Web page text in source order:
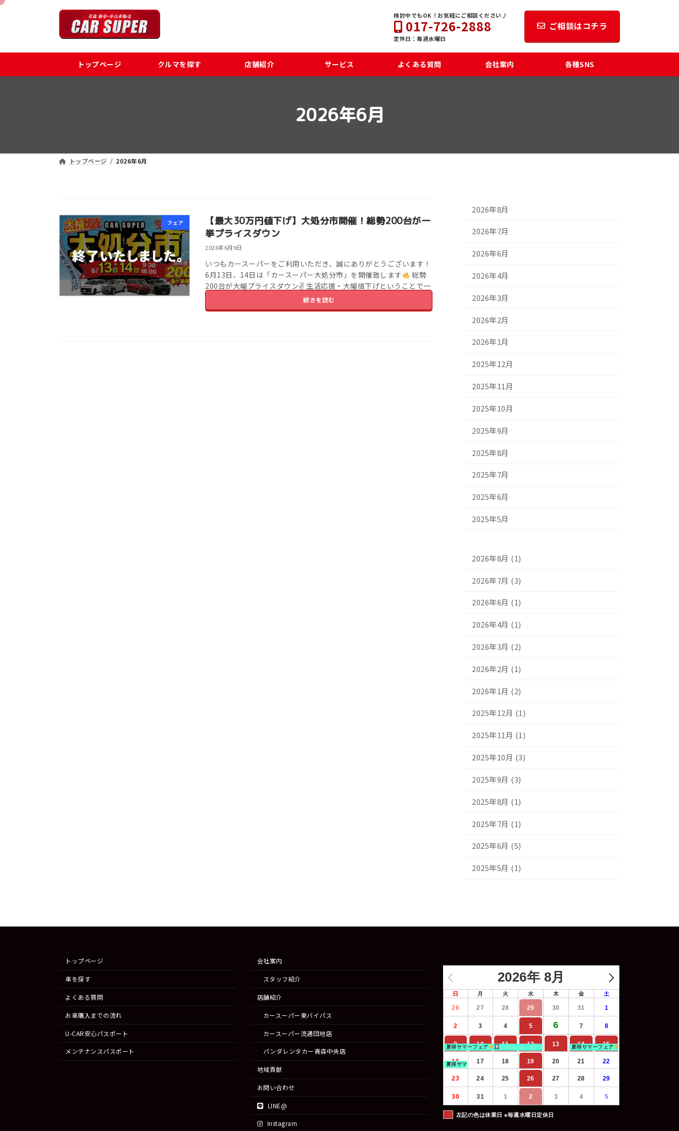
コ
ツ
ナ
シ
検討中でもOK！お気軽にご相談ください♪
017-726-2888
定休日：毎週水曜日
ご相談はコチラ
トップページ クルマを探す 店舗紹介 サービス よくある質問 会社案内 各種SNS
2026年6月
トップページ 2026年6月
フェア
【最大30万円値下げ】大処分市開催！総勢200台が一
挙プライスダウン
2026年6月9日
いつもカースーパーをご利用いただき、誠にありがとうございます！
6月13日、14日は「カースーパー大処分市」を開催致します
総勢
200台が大幅プライスダウン✌ 生活応援・大幅値下げということで一
挙お車の価格をお安くして […]続きを読む
2026年8月
2026年7月
2026年6月
2026年4月
2026年3月
2026年2月
2026年1月
2025年12月
2025年11月
2025年10月
2025年9月
2025年8月
2025年7月
2025年6月
2025年5月
2026年8月 (1)
2026年7月 (3)
2026年6月 (1)
2026年4月 (1)
2026年3月 (2)
2026年2月 (1)
2026年1月 (2)
2025年12月 (1)
2025年11月 (1)
2025年10月 (3)
2025年9月 (3)
2025年8月 (1)
2025年7月 (1)
2025年6月 (5)
2025年5月 (1)
トップページ
車を探す
よくある質問
お車購入までの流れ
U-CAR安心パスポート
メンテナンスパスポート
会社案内
スタッフ紹介
店舗紹介
カースーパー東バイパス
カースーパー流通団地店
パンダレンタカー青森中央店
地域貢献
お問い合わせ
LINE@
Instagram
2026年 8月
日 月 火 水 木 金 土
26 27 28 29 30 31 1
2 3 4 5 6 7 8
9 10 11 12 13 14 15
夏得サマーフェア 夏得サマーフェア
16 17 18 19 20 21 22
夏得サマーフェア
23 24 25 26 27 28 29
30 31 1 2 3 4 5
左記の色は休業日 ※毎週水曜日定休日